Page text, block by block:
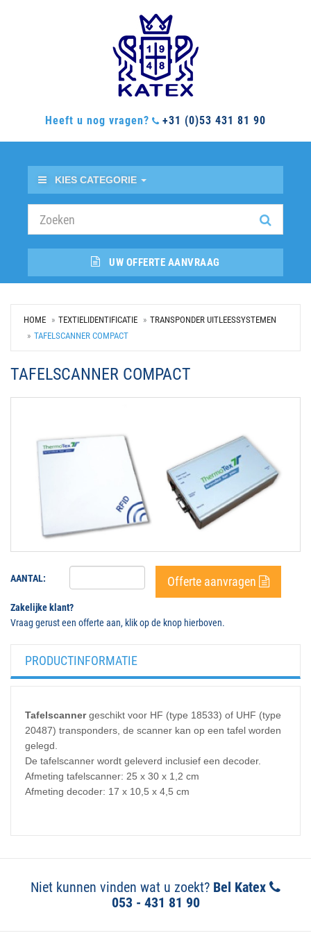
Heeft u nog vragen? +31 (0)53 431 81 90
KIES CATEGORIE
UW OFFERTE AANVRAAG
HOME TEXTIELIDENTIFICATIE
TRANSPONDER UITLEESSYSTEMEN
TAFELSCANNER COMPACT
TAFELSCANNER COMPACT
AANTAL: Offerte aanvragen
Zakelijke klant?
Vraag gerust een offerte aan, klik op de knop hierboven.
PRODUCTINFORMATIE
Tafelscannergeschikt voor HF (type 18533) of UHF (type
20487) transponders, de scanner kan op een tafel worden
gelegd.
De tafelscanner wordt geleverd inclusief een decoder.
Afmeting tafelscanner: 25 x 30 x 1,2 cm
Afmeting decoder: 17 x 10,5 x 4,5 cm
Niet kunnen vinden wat u zoekt? Bel Katex
053 - 431 81 90